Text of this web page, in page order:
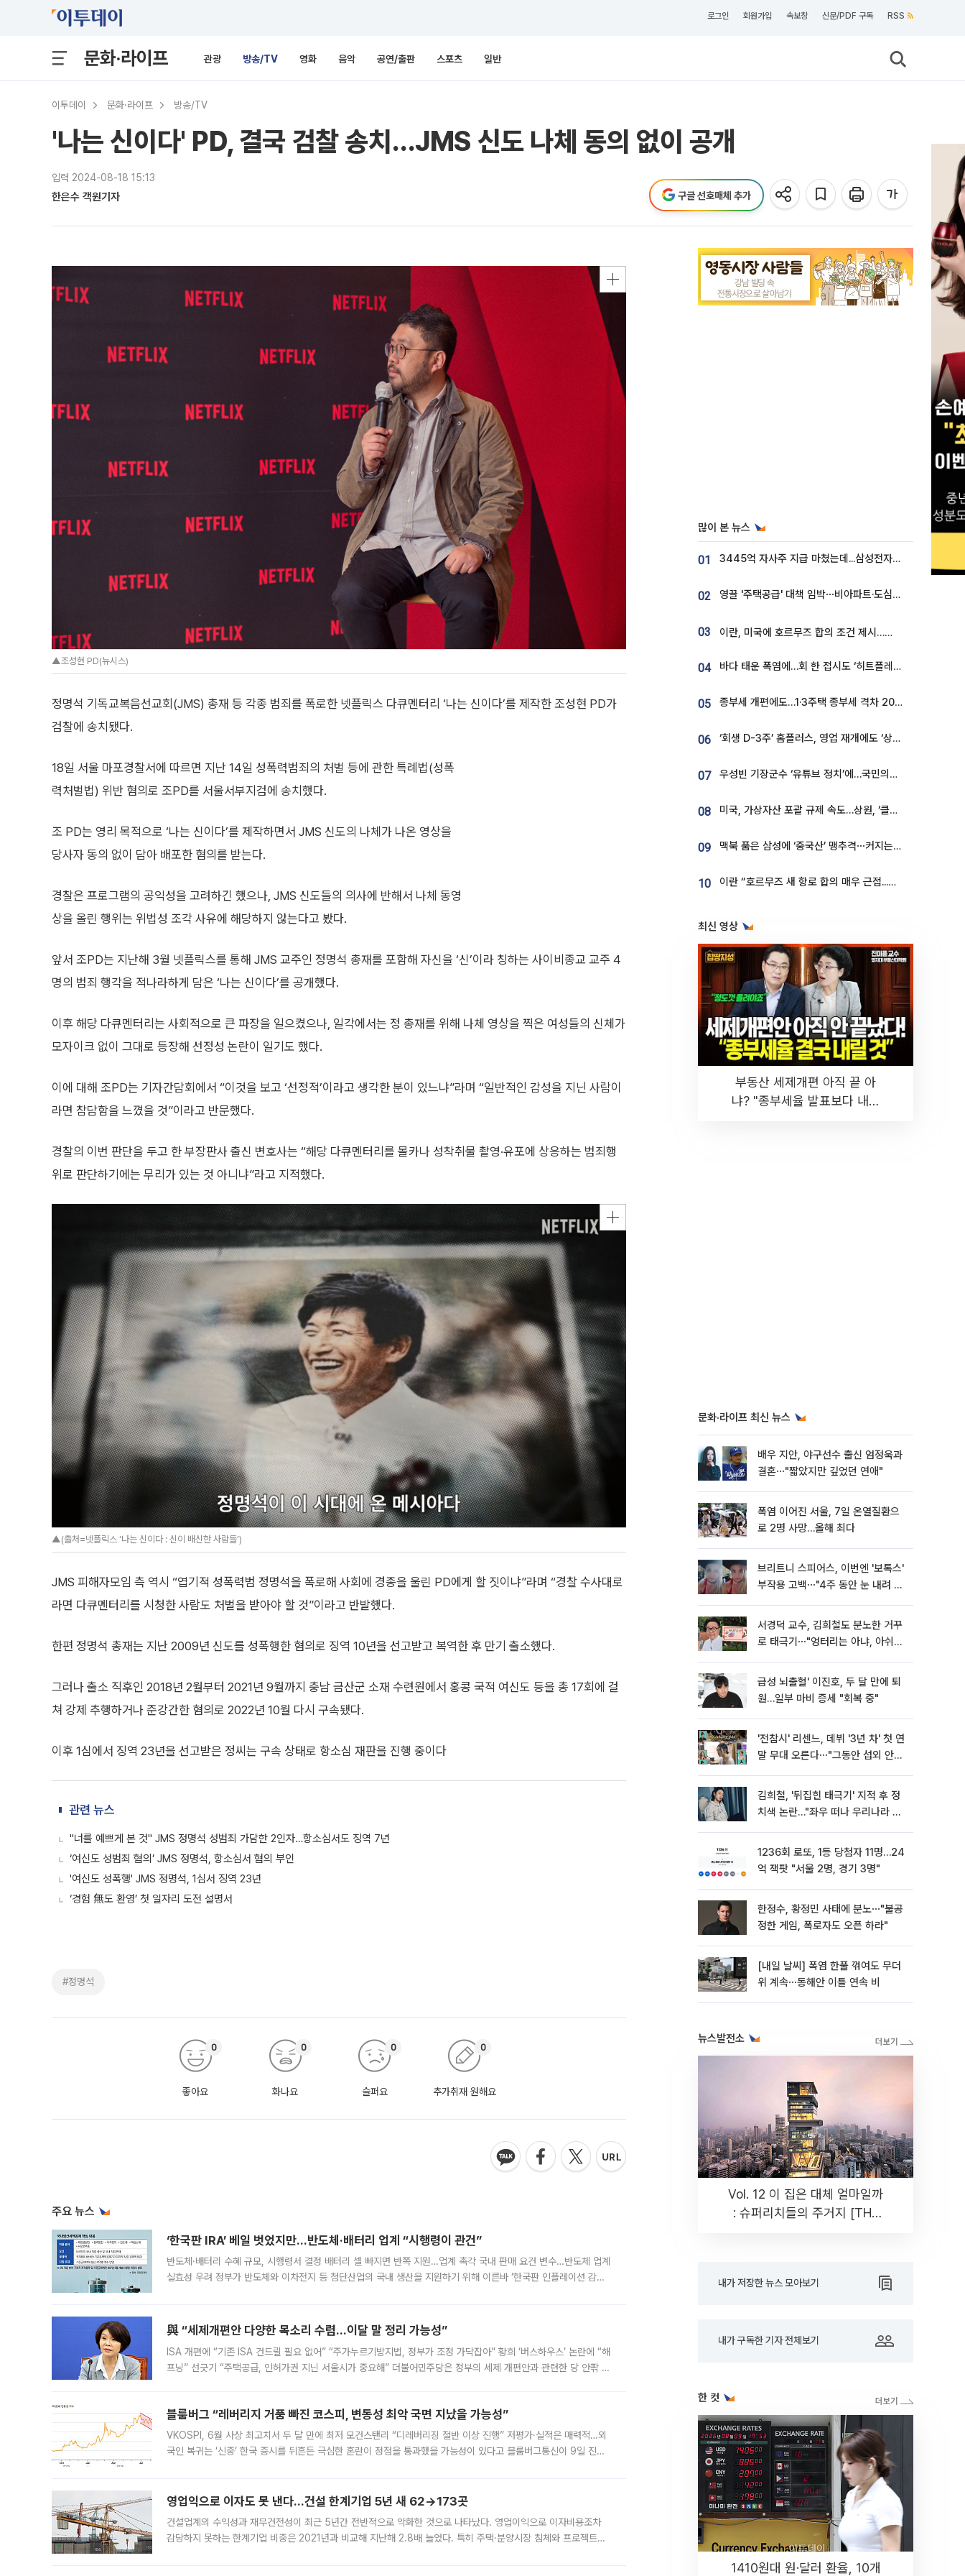
로그인 회원가입 속보창 신문/PDF 구독 RSS
문화·라이프 관광 방송/TV 영화 음악 공연/출판 스포츠 일반
이투데이 문화·라이프 방송/TV
'나는 신이다' PD, 결국 검찰 송치…JMS 신도 나체 동의 없이 공개
입력 2024-08-18 15:13
한은수 객원기자 구글 선호매체 추가
▲조성현 PD(뉴시스)
정명석 기독교복음선교회(JMS) 총재 등 각종 범죄를 폭로한 넷플릭스 다큐멘터리 ‘나는 신이다’를 제작한 조성현 PD가
검찰에 송치됐다.
18일 서울 마포경찰서에 따르면 지난 14일 성폭력범죄의 처벌 등에 관한 특례법(성폭
력처벌법) 위반 혐의로 조PD를 서울서부지검에 송치했다.
조 PD는 영리 목적으로 ‘나는 신이다’를 제작하면서 JMS 신도의 나체가 나온 영상을
당사자 동의 없이 담아 배포한 혐의를 받는다.
경찰은 프로그램의 공익성을 고려하긴 했으나, JMS 신도들의 의사에 반해서 나체 동영
상을 올린 행위는 위법성 조각 사유에 해당하지 않는다고 봤다.
앞서 조PD는 지난해 3월 넷플릭스를 통해 JMS 교주인 정명석 총재를 포함해 자신을 ‘신’이라 칭하는 사이비종교 교주 4
명의 범죄 행각을 적나라하게 담은 ‘나는 신이다’를 공개했다.
이후 해당 다큐멘터리는 사회적으로 큰 파장을 일으켰으나, 일각에서는 정 총재를 위해 나체 영상을 찍은 여성들의 신체가
모자이크 없이 그대로 등장해 선정성 논란이 일기도 했다.
이에 대해 조PD는 기자간담회에서 “이것을 보고 ‘선정적’이라고 생각한 분이 있느냐”라며 “일반적인 감성을 지닌 사람이
라면 참담함을 느꼈을 것”이라고 반문했다.
경찰의 이번 판단을 두고 한 부장판사 출신 변호사는 “해당 다큐멘터리를 몰카나 성착취물 촬영·유포에 상응하는 범죄행
위로 판단하기에는 무리가 있는 것 아니냐”라고 지적했다.
▲(출처=넷플릭스 ‘나는 신이다 : 신이 배신한 사람들’)
JMS 피해자모임 측 역시 “엽기적 성폭력범 정명석을 폭로해 사회에 경종을 울린 PD에게 할 짓이냐”라며 “경찰 수사대로
라면 다큐멘터리를 시청한 사람도 처벌을 받아야 할 것”이라고 반발했다.
한편 정명석 총재는 지난 2009년 신도를 성폭행한 혐의로 징역 10년을 선고받고 복역한 후 만기 출소했다.
그러나 출소 직후인 2018년 2월부터 2021년 9월까지 충남 금산군 소재 수련원에서 홍콩 국적 여신도 등을 총 17회에 걸
쳐 강제 추행하거나 준강간한 혐의로 2022년 10월 다시 구속됐다.
이후 1심에서 징역 23년을 선고받은 정씨는 구속 상태로 항소심 재판을 진행 중이다
관련 뉴스
"너를 예쁘게 본 것" JMS 정명석 성범죄 가담한 2인자…항소심서도 징역 7년
‘여신도 성범죄 혐의’ JMS 정명석, 항소심서 혐의 부인
'여신도 성폭행' JMS 정명석, 1심서 징역 23년
‘경험 無도 환영’ 첫 일자리 도전 설명서
#정명석
좋아요
0
화나요
0
슬퍼요
0
추가취재 원해요
0
주요 뉴스
‘한국판 IRA’ 베일 벗었지만…반도체·배터리 업계 “시행령이 관건”
반도체·배터리 수혜 규모, 시행령서 결정 배터리 셀 빠지면 반쪽 지원…업계 촉각 국내 판매 요건 변수…반도체 업계
실효성 우려 정부가 반도체와 이차전지 등 첨단산업의 국내 생산을 지원하기 위해 이른바 ‘한국판 인플레이션 감축
與 “세제개편안 다양한 목소리 수렴…이달 말 정리 가능성”
ISA 개편에 “기존 ISA 건드릴 필요 없어” “주가누르기방지법, 정부가 조정 가닥잡아” 황희 ‘버스하우스’ 논란에 “해
프닝” 선긋기 “주택공급, 인허가권 지닌 서울시가 중요해” 더불어민주당은 정부의 세제 개편안과 관련한 당 안팎 의
블룸버그 “레버리지 거품 빠진 코스피, 변동성 최악 국면 지났을 가능성”
VKOSPI, 6월 사상 최고치서 두 달 만에 최저 모건스탠리 “디레버리징 절반 이상 진행” 저평가·실적은 매력적…외
국인 복귀는 ‘신중’ 한국 증시를 뒤흔든 극심한 혼란이 정점을 통과했을 가능성이 있다고 블룸버그통신이 9일 진단
영업익으로 이자도 못 낸다…건설 한계기업 5년 새 62→173곳
건설업계의 수익성과 재무건전성이 최근 5년간 전반적으로 악화한 것으로 나타났다. 영업이익으로 이자비용조차
감당하지 못하는 한계기업 비중은 2021년과 비교해 지난해 2.8배 늘었다. 특히 주택·분양시장 침체와 프로젝트파
많이 본 뉴스
01 3445억 자사주 지급 마쳤는데...삼성전자 DX노조, 뒤늦은 '떼쓰기 집회'
02 영끌 '주택공급' 대책 임박⋯비아파트·도심복합까지 총동원
03 이란, 미국에 호르무즈 합의 조건 제시…美 “경기 아직 안 끝나” [종합]
04 바다 태운 폭염에…회 한 접시도 ‘히트플레이션’
05 종부세 개편에도…1·3주택 종부세 격차 2028년부터 확대
06 ‘회생 D-3주’ 홈플러스, 영업 재개에도 ‘상품 공급망’ 복구가 생존 관건
07 우성빈 기장군수 ‘유튜브 정치’에…국민의힘 군의원들 집단 반발
08 미국, 가상자산 포괄 규제 속도…상원, ‘클래리티법’ 9월 절차투표 추진
09 맥북 품은 삼성에 ‘중국산’ 맹추격⋯커지는 노트북 OLED 시장
10 이란 “호르무즈 새 항로 합의 매우 근접...미국 배상 먼저”
최신 영상
부동산 세제개편 아직 끝 아
냐? "종부세율 발표보다 내릴
문화·라이프 최신 뉴스
배우 지안, 야구선수 출신 엄정욱과
결혼⋯"짧았지만 깊었던 연애"
폭염 이어진 서울, 7일 온열질환으
로 2명 사망…올해 최다
브리트니 스피어스, 이번엔 '보톡스'
부작용 고백⋯"4주 동안 눈 내려 앉
서경덕 교수, 김희철도 분노한 거꾸
로 태극기⋯"엉터리는 아냐, 아쉬울
급성 뇌출혈' 이진호, 두 달 만에 퇴
원…일부 마비 증세 "회복 중"
'전참시' 리센느, 데뷔 '3년 차' 첫 연
말 무대 오른다⋯"그동안 섭외 안
김희철, '뒤집힌 태극기' 지적 후 정
치색 논란…"좌우 떠나 우리나라 국
1236회 로또, 1등 당첨자 11명…24
억 잭팟 "서울 2명, 경기 3명"
한정수, 황정민 사태에 분노⋯"불공
정한 게임, 폭로자도 오픈 하라"
[내일 날씨] 폭염 한풀 꺾여도 무더
위 계속⋯동해안 이틀 연속 비
뉴스발전소
Vol. 12 이 집은 대체 얼마일까
: 슈퍼리치들의 주거지 [THE
내가 저장한 뉴스 모아보기
내가 구독한 기자 전체보기
한 컷
1410원대 원·달러 환율, 10개